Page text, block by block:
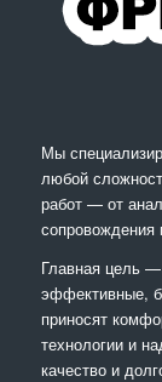
Мы
любой
работ — от
сопровождения
Главная цель
эффективные,
приносят
технологии и
качество и